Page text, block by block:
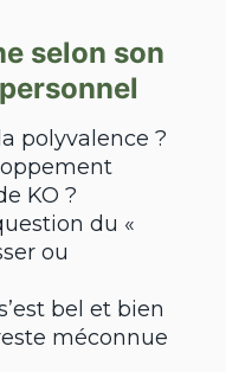
selon son
polyvalence ?
KO ?
du «
ou
bel et bien
méconnue